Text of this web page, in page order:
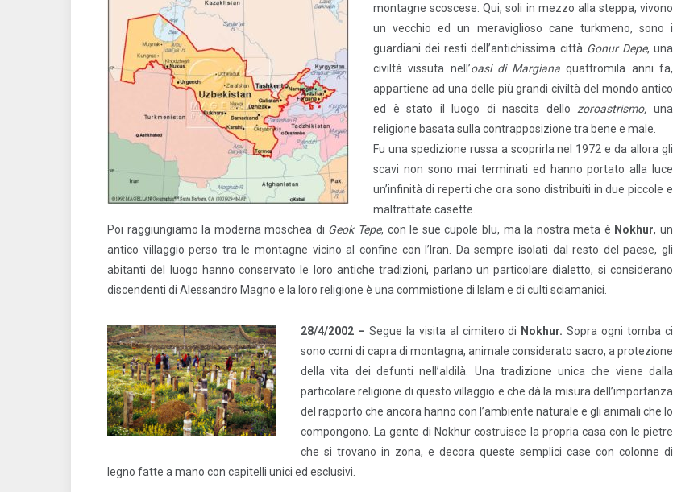
montagne scoscese. Qui, soli in mezzo alla steppa, vivono
un vecchio ed un meraviglioso cane turkmeno, sono i
guardiani dei resti dell’antichissima città Gonur Depe, una
civiltà vissuta nell’oasi di Margiana quattromila anni fa,
appartiene ad una delle più grandi civiltà del mondo antico
ed è stato il luogo di nascita dello zoroastrismo, una
religione basata sulla contrapposizione tra bene e male.
Fu una spedizione russa a scoprirla nel 1972 e da allora gli
scavi non sono mai terminati ed hanno portato alla luce
un’infinità di reperti che ora sono distribuiti in due piccole e
maltrattate casette.
Poi raggiungiamo la moderna moschea di Geok Tepe, con le sue cupole blu, ma la nostra meta è Nokhur, un
antico villaggio perso tra le montagne vicino al confine con l’Iran. Da sempre isolati dal resto del paese, gli
abitanti del luogo hanno conservato le loro antiche tradizioni, parlano un particolare dialetto, si considerano
discendenti di Alessandro Magno e la loro religione è una commistione di Islam e di culti sciamanici.
28/4/2002 – Segue la visita al cimitero di Nokhur.Sopra ogni tomba ci
sono corni di capra di montagna, animale considerato sacro, a protezione
della vita dei defunti nell’aldilà. Una tradizione unica che viene dalla
particolare religione di questo villaggio e che dà la misura dell’importanza
del rapporto che ancora hanno con l’ambiente naturale e gli animali che lo
compongono. La gente di Nokhur costruisce la propria casa con le pietre
che si trovano in zona, e decora queste semplici case con colonne di
legno fatte a mano con capitelli unici ed esclusivi.